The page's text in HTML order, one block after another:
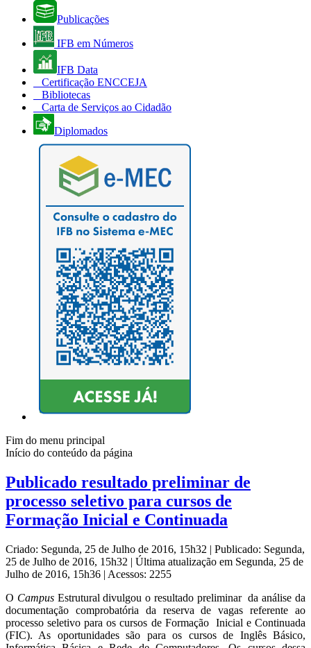
Publicações
IFB em Números
IFB Data
Certificação ENCCEJA
Bibliotecas
Carta de Serviços ao Cidadão
Diplomados
Fim do menu principal
Início do conteúdo da página
Publicado resultado preliminar de
processo seletivo para cursos de
Formação Inicial e Continuada
Criado: Segunda, 25 de Julho de 2016, 15h32 | Publicado: Segunda,
25 de Julho de 2016, 15h32 | Última atualização em Segunda, 25 de
Julho de 2016, 15h36 | Acessos: 2255
O CampusEstrutural divulgou o resultado preliminar da análise da
documentação comprobatória da reserva de vagas referente ao
processo seletivo para os cursos de Formação Inicial e Continuada
(FIC). As oportunidades são para os cursos de Inglês Básico,